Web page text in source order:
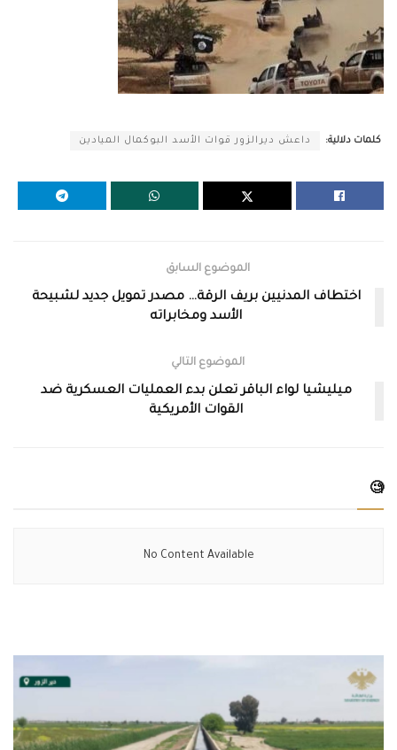
كلمات دلالية: داعش ديرالزور قوات الأسد البوكمال الميادين
الموضوع السابق
اختطاف المدنيين بريف الرقة… مصدر تمويل جديد لشبيحة
الأسد ومخابراته
الموضوع التالي
ميليشيا لواء الباقر تعلن بدء العمليات العسكرية ضد
القوات الأمريكية
🧐
No Content Available